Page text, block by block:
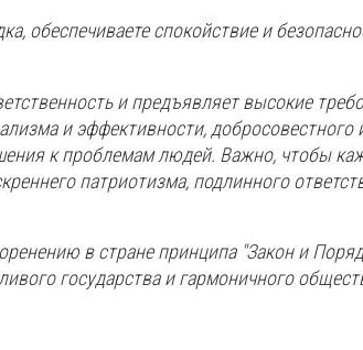
обеспечиваете спокойствие и
и предъявляет высокие
и эффективности, добросовестного
к проблемам людей. Важно, чтобы
патриотизма, подлинного
в стране принципа "Закон и
государства и гармоничного